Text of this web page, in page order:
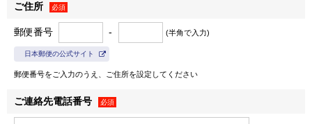
１．弊社の事業に関する商品・サービスの提供のため
＜例として、以下の利用目的が含まれます＞
• 郵便物・電子メール・電話等による営業活動
• 不動産に関するお客様との契約や取引の履行
• 不動産引渡し後のレジデンシャル・カスタマーサービス
の提供
ご住所 必須
郵便番号 - (半角で入力)
日本郵便の公式サイト
郵便番号をご入力のうえ、ご住所を設定してください
ご連絡先電話番号 必須